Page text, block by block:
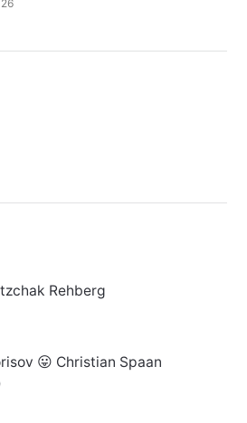
Rehberg
😛 Christian Spaan